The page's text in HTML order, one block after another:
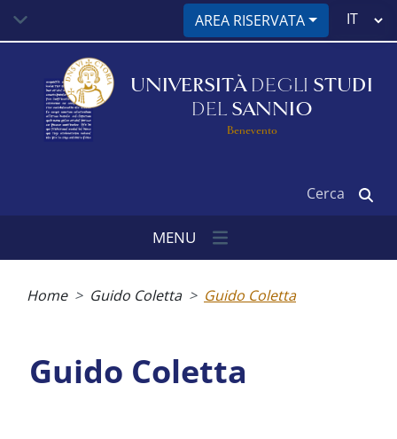
contenuto
AREA RISERVATA
Select
UNIVERSITÀ DEGLI STUDI
DEL SANNIO
Benevento
MENU
Home Guido Coletta Guido Coletta
Guido Coletta